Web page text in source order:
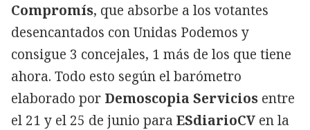
Compromís, que absorbe a los votantes
desencantados con Unidas Podemos y
consigue 3 concejales, 1 más de los que tiene
ahora. Todo esto según el barómetro
elaborado por Demoscopia Servicios entre
el 21 y el 25 de junio para ESdiarioCV en la